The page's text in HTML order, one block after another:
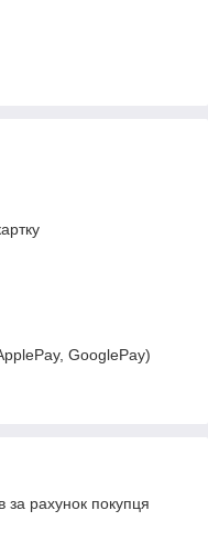
GooglePay)
за рахунок покупця